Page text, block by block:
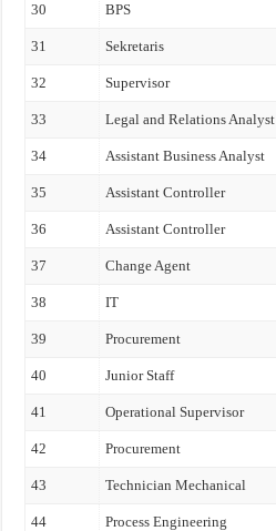
30 BPS
31 Sekretaris
32 Supervisor
33 Legal and Relations Analyst
34 Assistant Business Analyst
35 Assistant Controller
36 Assistant Controller
37 Change Agent
38 IT
39 Procurement
40 Junior Staff
41 Operational Supervisor
42 Procurement
43 Technician Mechanical
44 Process Engineering